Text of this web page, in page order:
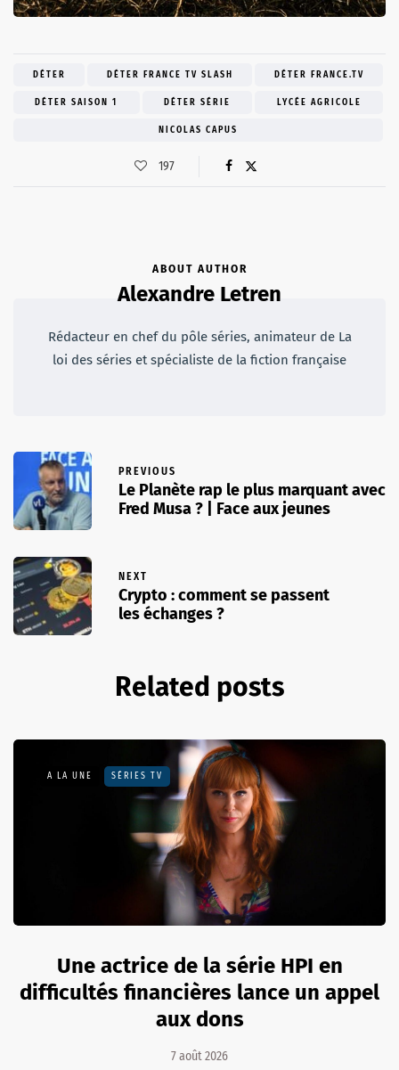
DÉTER DÉTER FRANCE TV SLASH DÉTER FRANCE.TV
DÉTER SAISON 1 DÉTER SÉRIE LYCÉE AGRICOLE
NICOLAS CAPUS
197
ABOUT AUTHOR
Alexandre Letren
Rédacteur en chef du pôle séries, animateur de La
loi des séries et spécialiste de la fiction française
PREVIOUS
Le Planète rap le plus marquant avec
Fred Musa ? | Face aux jeunes
NEXT
Crypto : comment se passent
les échanges ?
Related posts
A LA UNE SÉRIES TV
Une actrice de la série HPI en
difficultés financières lance un appel
aux dons
7 août 2026